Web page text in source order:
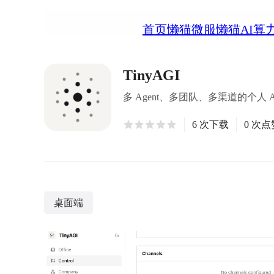
首页懒猫微服懒猫AI算
TinyAGI
多 Agent、多团队、多渠道的个人
6 次下载 0 次点
桌面端